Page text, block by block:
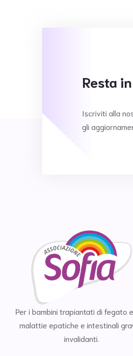
Resta
Iscriviti alla
gli
Per i bambini trapiantati di fegato
malattie epatiche e intestinali
invalidanti.